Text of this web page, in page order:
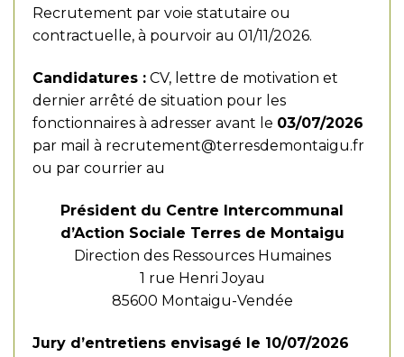
Recrutement par voie statutaire ou
contractuelle, à pourvoir au 01/11/2026.
Candidatures : CV, lettre de motivation et
dernier arrêté de situation pour les
fonctionnaires à adresser avant le 03/07/2026
par mail à recrutement@terresdemontaigu.fr
ou par courrier au
Président du Centre Intercommunal
d’Action Sociale Terres de Montaigu
Direction des Ressources Humaines
1 rue Henri Joyau
85600 Montaigu-Vendée
Jury d’entretiens envisagé le 10/07/2026